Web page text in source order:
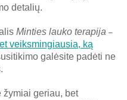
detalių.
Minties lauko terapija –
veiksmingiausia, ką
galėsite padėti ne
žymiai geriau, bet